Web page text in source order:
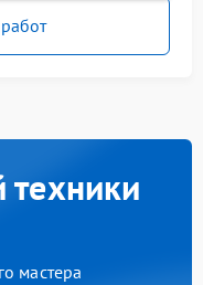
мастера